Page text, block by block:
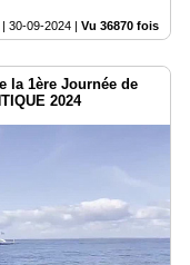
30-09-2024 | Vu 36870 fois
la 1ère Journée de
2024